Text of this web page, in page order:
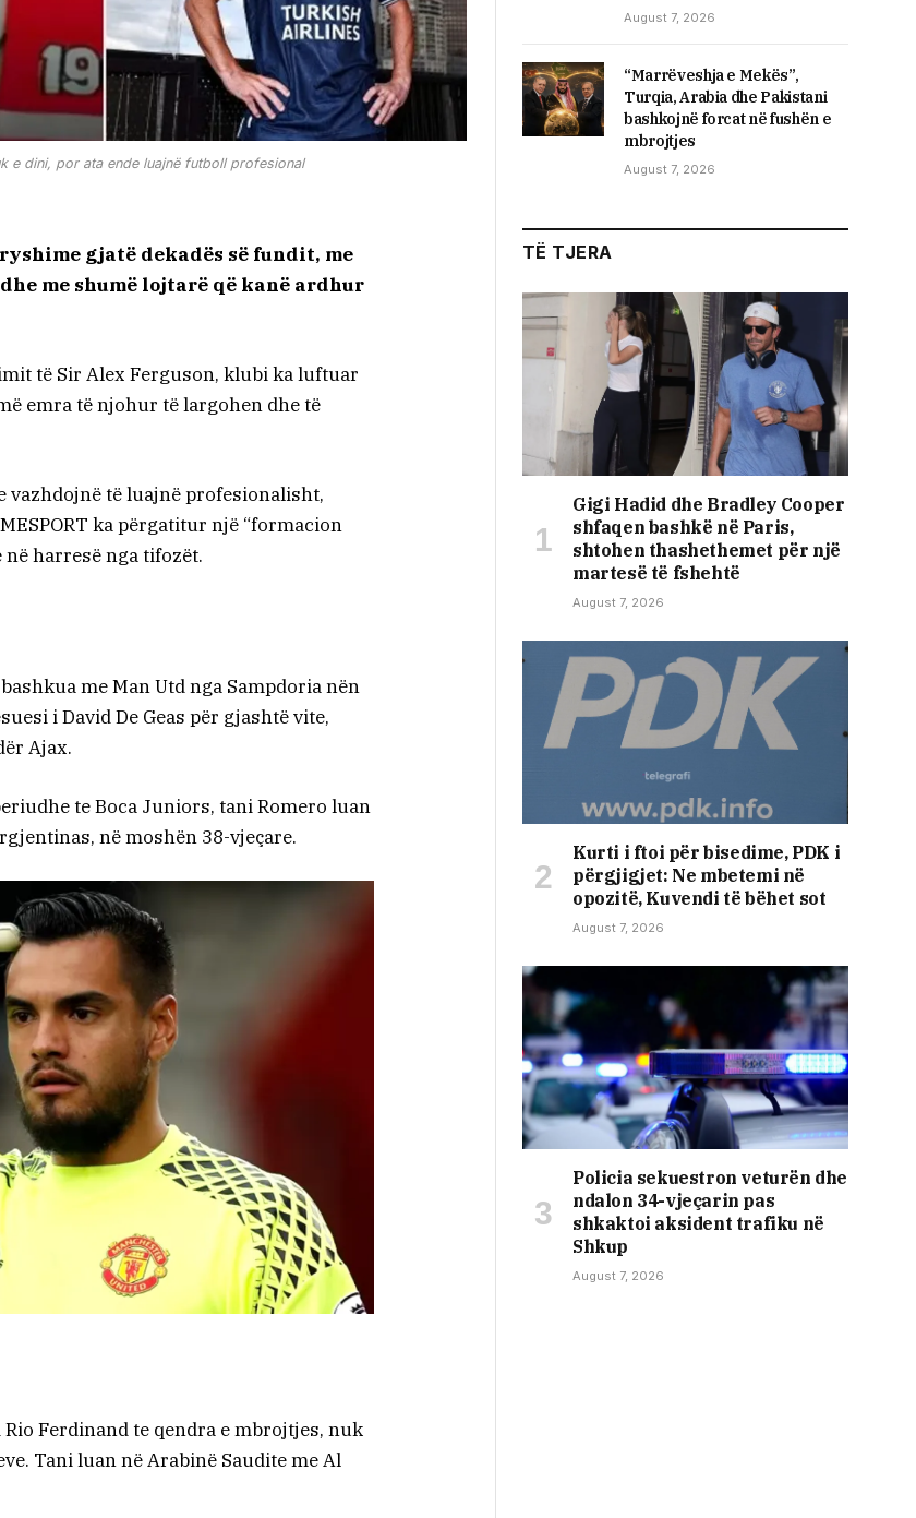
e dini, por ata ende luajnë futboll profesional
gjatë dekadës së fundit, me
me shumë lojtarë që kanë ardhur
të Sir Alex Ferguson, klubi ka luftuar
emra të njohur të largohen dhe të
vazhdojnë të luajnë profesionalisht,
ka përgatitur një “formacion
harresë nga tifozët.
me Man Utd nga Sampdoria nën
i David De Geas për gjashtë vite,
Ajax.
te Boca Juniors, tani Romero luan
në moshën 38-vjeçare.
Ferdinand te qendra e mbrojtjes, nuk
Tani luan në Arabinë Saudite me Al
August 7, 2026
“Marrëveshja e Mekës”,
Turqia, Arabia dhe Pakistani
bashkojnë forcat në fushën e
mbrojtjes
August 7, 2026
TË TJERA
Gigi Hadid dhe Bradley Cooper
shfaqen bashkë në Paris,
shtohen thashethemet për një
martesë të fshehtë
August 7, 2026
​Kurti i ftoi për bisedime, PDK i
përgjigjet: Ne mbetemi në
opozitë, Kuvendi të bëhet sot
August 7, 2026
Policia sekuestron veturën dhe
ndalon 34-vjeçarin pas
shkaktoi aksident trafiku në
Shkup
August 7, 2026